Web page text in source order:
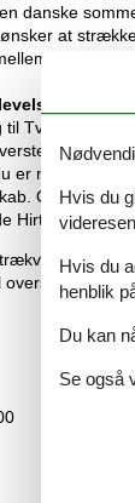
danske
at
tæerne.
Tversted
byder
er
Området
Hirtshals og
trækvogne,
Hvis du
Hvis du
henblik
Du kan
Se også